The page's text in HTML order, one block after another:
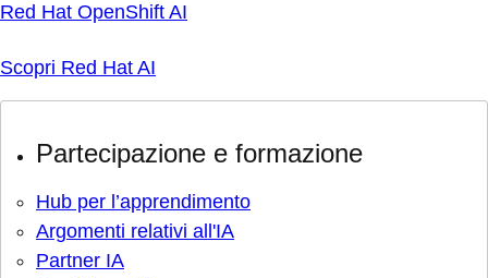
Red Hat OpenShift AI
Scopri Red Hat AI
Partecipazione e formazione
Hub per l’apprendimento
Argomenti relativi all'IA
Partner IA